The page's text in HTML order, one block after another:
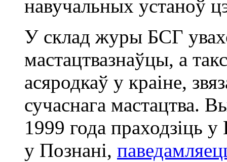
навучальных устаноў
У склад журы БСГ
мастацтвазнаўцы, а
асяродкаў у краіне,
сучаснага мастацтва.
1999 года праходзіць
у Познані,